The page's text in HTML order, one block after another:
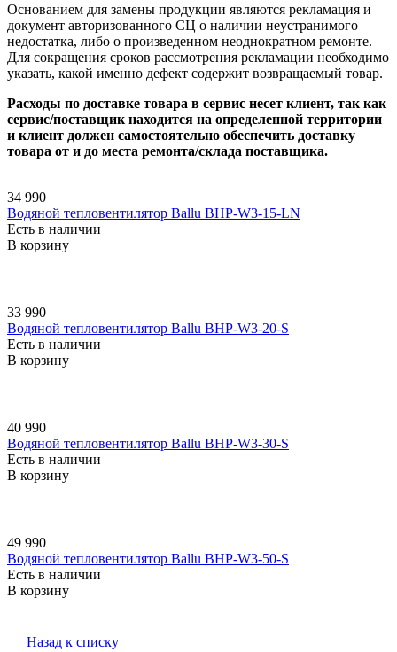
Основанием для замены продукции являются рекламация и
документ авторизованного СЦ о наличии неустранимого
недостатка, либо о произведенном неоднократном ремонте.
Для сокращения сроков рассмотрения рекламации необходимо
указать, какой именно дефект содержит возвращаемый товар.
Расходы по доставке товара в сервис несет клиент, так как
сервис/поставщик находится на определенной территории
и клиент должен самостоятельно обеспечить доставку
товара от и до места ремонта/склада поставщика.
34 990
Водяной тепловентилятор Ballu BHP-W3-15-LN
Есть в наличии
В корзину
33 990
Водяной тепловентилятор Ballu BHP-W3-20-S
Есть в наличии
В корзину
40 990
Водяной тепловентилятор Ballu BHP-W3-30-S
Есть в наличии
В корзину
49 990
Водяной тепловентилятор Ballu BHP-W3-50-S
Есть в наличии
В корзину
Назад к списку